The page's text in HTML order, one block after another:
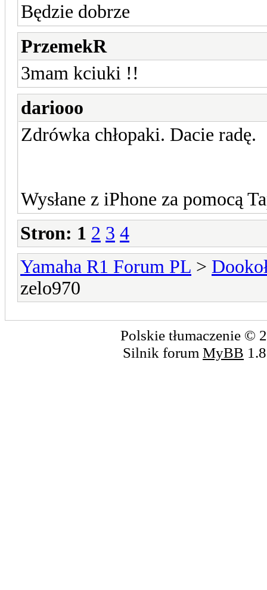
Będzie dobrze
PrzemekR
3mam kciuki !!
dariooo
Zdrówka chłopaki. Dacie radę.
Wysłane z iPhone za pomocą
Stron: 1 2 3 4
Yamaha R1 Forum PL >
zelo970
Polskie tłumaczenie ©
Silnik forum MyBB